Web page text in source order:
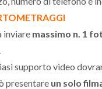
inviare massimo n. 1
supporto video
presentare un solo